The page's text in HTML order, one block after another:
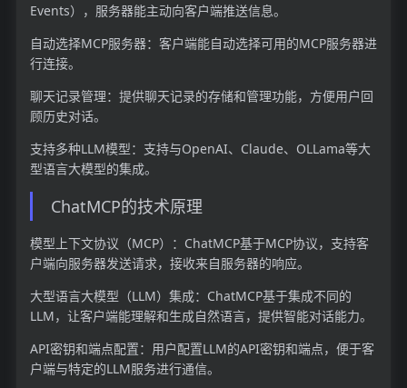
Events），服务器能主动向客户端推送信息。
自动选择MCP服务器：客户端能自动选择可用的MCP服务器进
行连接。
聊天记录管理：提供聊天记录的存储和管理功能，方便用户回
顾历史对话。
支持多种LLM模型：支持与OpenAI、Claude、OLLama等大
型语言大模型的集成。
ChatMCP的技术原理
模型上下文协议（MCP）：ChatMCP基于MCP协议，支持客
户端向服务器发送请求，接收来自服务器的响应。
大型语言大模型（LLM）集成：ChatMCP基于集成不同的
LLM，让客户端能理解和生成自然语言，提供智能对话能力。
API密钥和端点配置：用户配置LLM的API密钥和端点，便于客
户端与特定的LLM服务进行通信。